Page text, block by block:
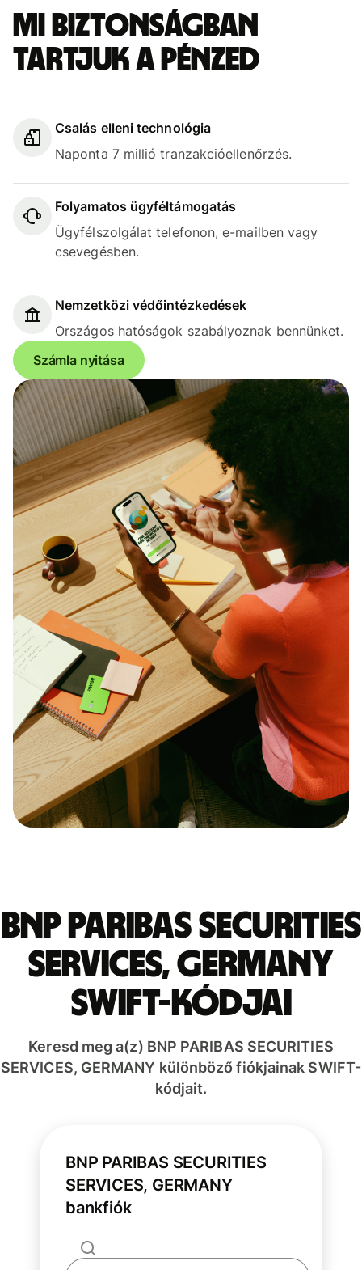
Mi biztonságban
tartjuk a pénzed
Csalás elleni technológia
Naponta 7 millió tranzakcióellenőrzés.
Folyamatos ügyféltámogatás
Ügyfélszolgálat telefonon, e-mailben vagy
csevegésben.
Nemzetközi védőintézkedések
Országos hatóságok szabályoznak bennünket.
Számla nyitása
BNP PARIBAS SECURITIES
SERVICES, GERMANY
SWIFT-kódjai
Keresd meg a(z) BNP PARIBAS SECURITIES
SERVICES, GERMANY különböző fiókjainak SWIFT-
kódjait.
BNP PARIBAS SECURITIES
SERVICES, GERMANY
bankfiók